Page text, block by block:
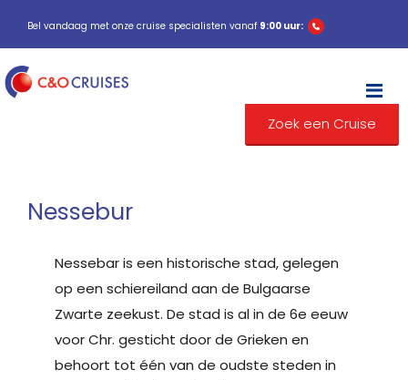
Bel vandaag met onze cruise specialisten vanaf 9:00 uur:
Zoek een Cruise
Nessebur
Nessebar is een historische stad, gelegen
op een schiereiland aan de Bulgaarse
Zwarte zeekust. De stad is al in de 6e eeuw
voor Chr. gesticht door de Grieken en
behoort tot één van de oudste steden in